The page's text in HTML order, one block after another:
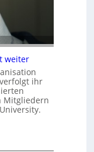
weiter
ihr
Mitgliedern